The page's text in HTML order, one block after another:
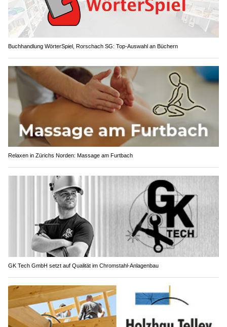
Buchhandlung WörterSpiel, Rorschach SG: Top-Auswahl an Büchern
Relaxen in Zürichs Norden: Massage am Furtbach
GK Tech GmbH setzt auf Qualität im Chromstahl-Anlagenbau